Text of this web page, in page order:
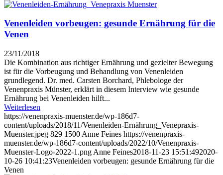
Venenleiden vorbeugen: gesunde Ernährung für die
Venen
23/11/2018
Die Kombination aus richtiger Ernährung und gezielter Bewegung
ist für die Vorbeugung und Behandlung von Venenleiden
grundlegend. Dr. med. Carsten Borchard, Phlebologe der
Venenpraxis Münster, erklärt in diesem Interview wie gesunde
Ernährung bei Venenleiden hilft...
Weiterlesen
https://venenpraxis-muenster.de/wp-186d7-
content/uploads/2018/11/Venenleiden-Ernährung_Venepraxis-
Muenster.jpeg 829 1500 Anne Feines https://venenpraxis-
muenster.de/wp-186d7-content/uploads/2022/10/Venenpraxis-
Muenster-Logo-2022-1.png Anne Feines2018-11-23 15:51:492020-
10-26 10:41:23Venenleiden vorbeugen: gesunde Ernährung für die
Venen